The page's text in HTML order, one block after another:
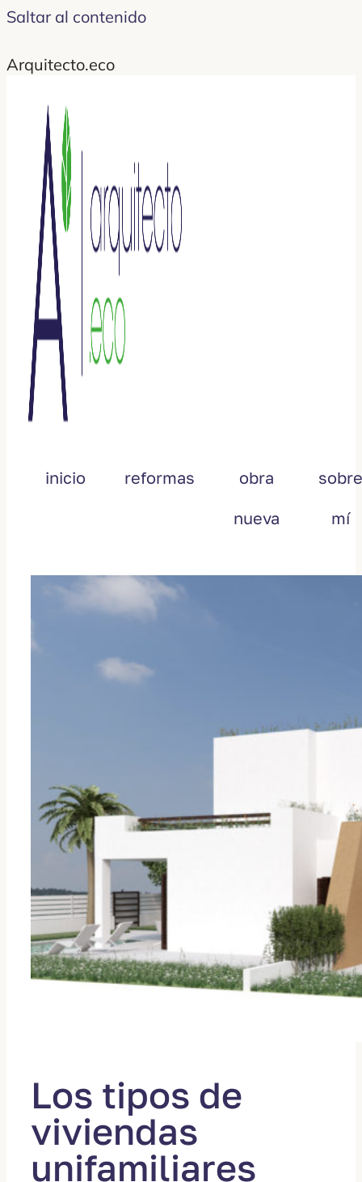
Saltar al contenido
Arquitecto.eco
inicio reformas obra
nueva
sobre
mí
Los tipos de
viviendas
unifamiliares